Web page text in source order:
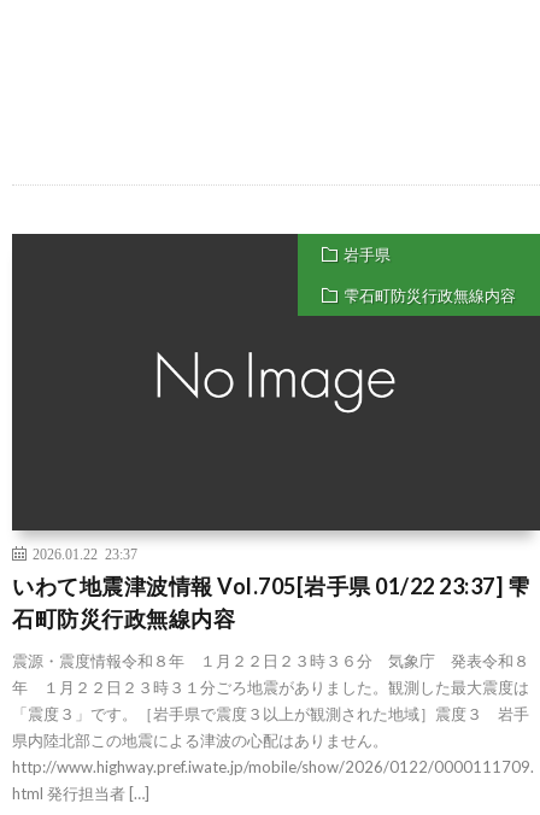
岩手県
雫石町防災行政無線内容
2026.01.22 23:37
いわて地震津波情報 Vol.705[岩手県 01/22 23:37] 雫
石町防災行政無線内容
震源・震度情報令和８年 １月２２日２３時３６分 気象庁 発表令和８
年 １月２２日２３時３１分ごろ地震がありました。観測した最大震度は
「震度３」です。［岩手県で震度３以上が観測された地域］震度３ 岩手
県内陸北部この地震による津波の心配はありません。
http://www.highway.pref.iwate.jp/mobile/show/2026/0122/0000111709.
html 発行担当者 […]